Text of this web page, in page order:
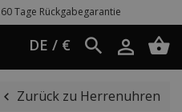
60 Tage Rückgabegarantie
DE / €
Zurück zu Herrenuhren